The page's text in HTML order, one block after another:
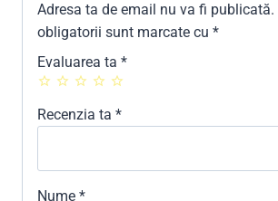
Adresa ta de email nu va fi publicată.
obligatorii sunt marcate cu *
Evaluarea ta *
Recenzia ta *
Nume *